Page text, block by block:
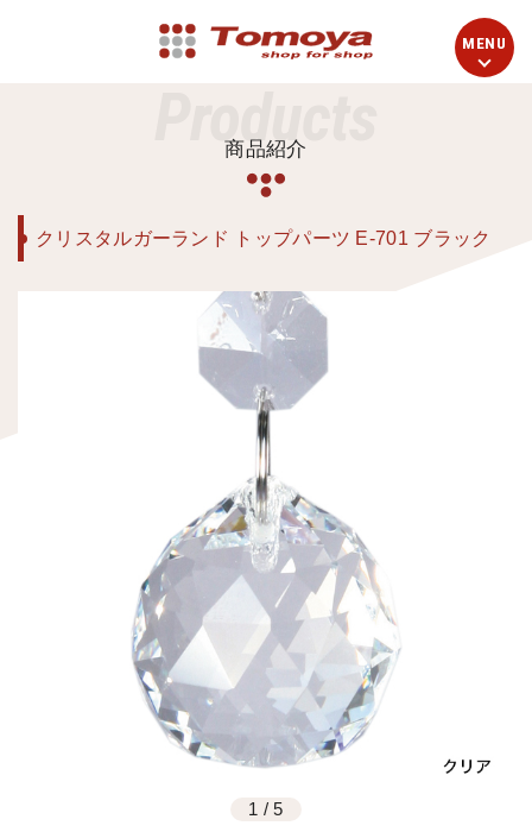
Products
商品紹介
クリスタルガーランド トップパーツ E-701 ブラック
1 /5